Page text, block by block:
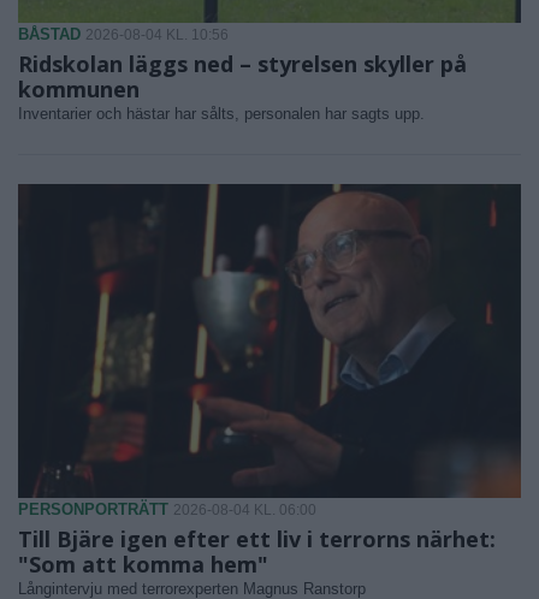
BÅSTAD 2026-08-04 KL. 10:56
Ridskolan läggs ned – styrelsen skyller på
kommunen
Inventarier och hästar har sålts, personalen har sagts upp.
PERSONPORTRÄTT 2026-08-04 KL. 06:00
Till Bjäre igen efter ett liv i terrorns närhet:
"Som att komma hem"
Långintervju med terrorexperten Magnus Ranstorp